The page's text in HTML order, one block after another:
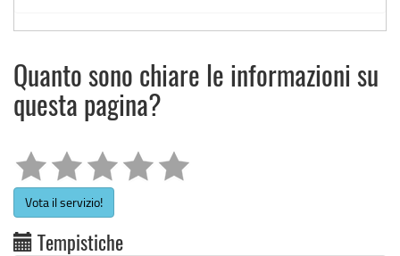
Quanto sono chiare le informazioni su
questa pagina?
Vota il servizio!
Tempistiche